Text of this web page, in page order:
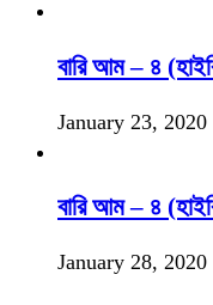
বারি আম – ৪
January 23, 2020
বারি আম – ৪
January 28, 2020